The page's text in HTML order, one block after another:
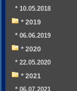
* 10.05.2018
* 2019
* 06.06.2019
* 2020
* 22.05.2020
* 2021
* 06.07.2021